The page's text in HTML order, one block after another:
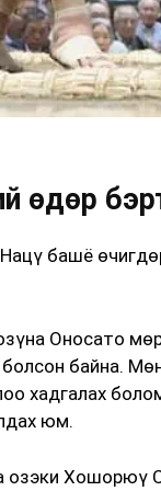
өдөр
башё
Оносато
байна.
хадгалах
юм.
озэки Хошорюү